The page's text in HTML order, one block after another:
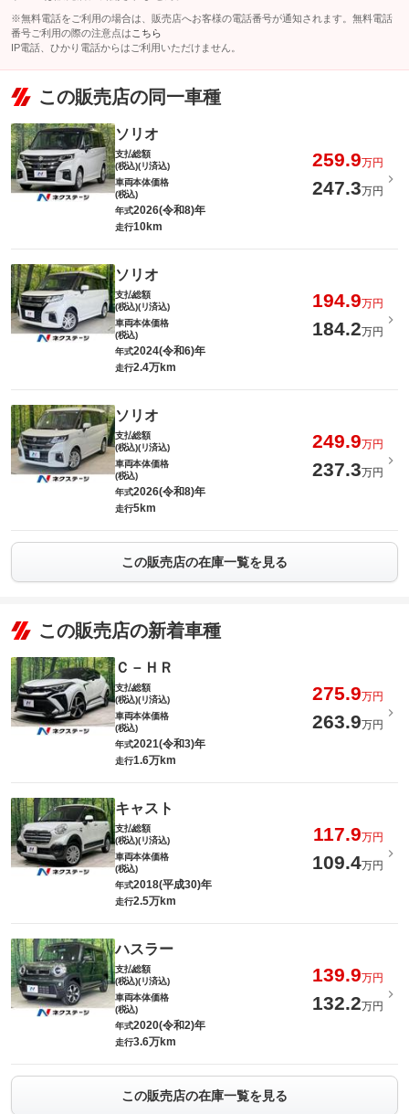
※無料電話をご利用の場合は、販売店へお客様の電話番号が通知されます。無料電話
番号ご利用の際の注意点は こちら
IP電話、ひかり電話からはご利用いただけません。
この販売店の同一車種
ソリオ
支払総額
(税込)(リ済込)
259.9万円
車両本体価格
(税込)
247.3万円
年式2026(令和8)年
走行10km
ソリオ
支払総額
(税込)(リ済込)
194.9万円
車両本体価格
(税込)
184.2万円
年式2024(令和6)年
走行2.4万km
ソリオ
支払総額
(税込)(リ済込)
249.9万円
車両本体価格
(税込)
237.3万円
年式2026(令和8)年
走行5km
この販売店の在庫一覧を見る
この販売店の新着車種
Ｃ－ＨＲ
支払総額
(税込)(リ済込)
275.9万円
車両本体価格
(税込)
263.9万円
年式2021(令和3)年
走行1.6万km
キャスト
支払総額
(税込)(リ済込)
117.9万円
車両本体価格
(税込)
109.4万円
年式2018(平成30)年
走行2.5万km
ハスラー
支払総額
(税込)(リ済込)
139.9万円
車両本体価格
(税込)
132.2万円
年式2020(令和2)年
走行3.6万km
この販売店の在庫一覧を見る